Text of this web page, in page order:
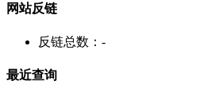
网站反链
反链总数： -
最近查询